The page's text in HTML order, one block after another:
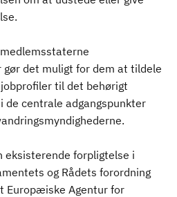
gør det muligt for dem at tildele
til det behørigt
de centrale adgangspunkter
eksisterende forpligtelse i
og Rådets forordning
Europæiske Agentur for